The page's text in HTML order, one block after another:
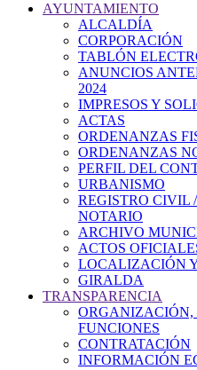
AYUNTAMIENTO
ALCALDÍA
CORPORACIÓN
TABLÓN
ANUNCIOS
2024
IMPRESOS Y
ACTAS
ORDENANZAS
ORDENANZAS
PERFIL DEL
URBANISMO
REGISTRO CIVIL
NOTARIO
ARCHIVO
ACTOS
LOCALIZACIÓN
GIRALDA
TRANSPARENCIA
ORGANIZACIÓN,
FUNCIONES
CONTRATACIÓN
INFORMACIÓN